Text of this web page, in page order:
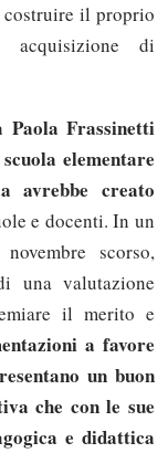
il proprio
acquisizione di
Paola Frassinetti
elementare
avrebbe creato
e docenti. In un
scorso,
una valutazione
il merito e
a favore
un buon
che con le sue
e didattica